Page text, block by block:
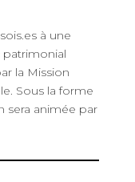
à une
la Mission
Sous la forme
sera animée par